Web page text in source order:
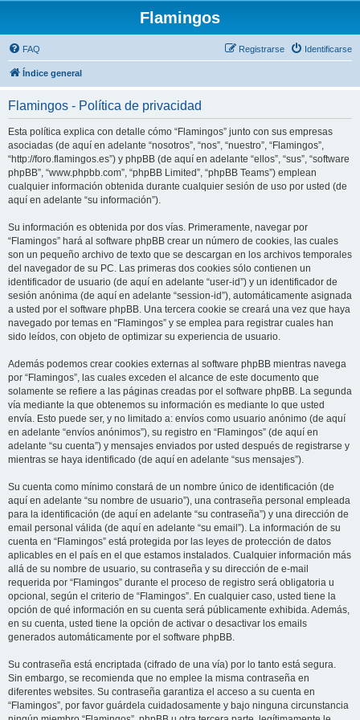
Flamingos
FAQ Identificarse
Registrarse
Índice general
Flamingos - Política de privacidad
Esta política explica con detalle cómo “Flamingos” junto con sus empresas
asociadas (de aquí en adelante “nosotros”, “nos”, “nuestro”, “Flamingos”,
“http://foro.flamingos.es”) y phpBB (de aquí en adelante “ellos”, “sus”, “software
phpBB”, “www.phpbb.com”, “phpBB Limited”, “phpBB Teams”) emplean
cualquier información obtenida durante cualquier sesión de uso por usted (de
aquí en adelante “su información”).
Su información es obtenida por dos vías. Primeramente, navegar por
“Flamingos” hará al software phpBB crear un número de cookies, las cuales
son un pequeño archivo de texto que se descargan en los archivos temporales
del navegador de su PC. Las primeras dos cookies sólo contienen un
identificador de usuario (de aquí en adelante “user-id”) y un identificador de
sesión anónima (de aquí en adelante “session-id”), automáticamente asignada
a usted por el software phpBB. Una tercera cookie se creará una vez que haya
navegado por temas en “Flamingos” y se emplea para registrar cuales han
sido leídos, con objeto de optimizar su experiencia de usuario.
Además podemos crear cookies externas al software phpBB mientras navega
por “Flamingos”, las cuales exceden el alcance de este documento que
solamente se refiere a las páginas creadas por el software phpBB. La segunda
vía mediante la que obtenemos su información es mediante lo que usted
envía. Esto puede ser, y no limitado a: envíos como usuario anónimo (de aquí
en adelante “envíos anónimos”), su registro en “Flamingos” (de aquí en
adelante “su cuenta”) y mensajes enviados por usted después de registrarse y
mientras se haya identificado (de aquí en adelante “sus mensajes”).
Su cuenta como mínimo constará de un nombre único de identificación (de
aquí en adelante “su nombre de usuario”), una contraseña personal empleada
para la identificación (de aquí en adelante “su contraseña”) y una dirección de
email personal válida (de aquí en adelante “su email”). La información de su
cuenta en “Flamingos” está protegida por las leyes de protección de datos
aplicables en el país en el que estamos instalados. Cualquier información más
allá de su nombre de usuario, su contraseña y su dirección de e-mail
requerida por “Flamingos” durante el proceso de registro será obligatoria u
opcional, según el criterio de “Flamingos”. En cualquier caso, usted tiene la
opción de qué información en su cuenta será públicamente exhibida. Además,
en su cuenta, usted tiene la opción de activar o desactivar los emails
generados automáticamente por el software phpBB.
Su contraseña está encriptada (cifrado de una vía) por lo tanto está segura.
Sin embargo, se recomienda que no emplee la misma contraseña en
diferentes websites. Su contraseña garantiza el acceso a su cuenta en
“Flamingos”, por favor guárdela cuidadosamente y bajo ninguna circunstancia